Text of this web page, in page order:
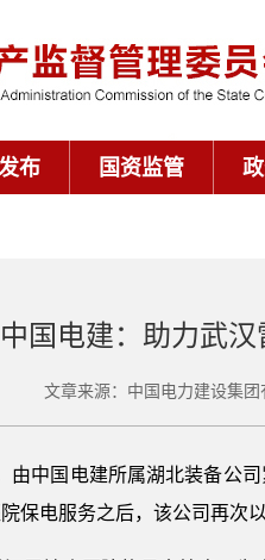
布 国资监管
中国电建：助力武
文章来源：中国电力建设集
由中国电建所属湖北装备公
保电服务之后，该公司再次